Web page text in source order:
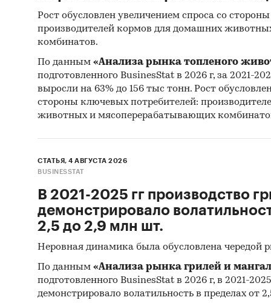
Россия
Рост обусловлен увеличением спроса со
производителей кормов для домашних
комбинатов.
По данным «Анализа рынка топленого
подготовленного BusinesStat в 2026 г, за 2021-
выросли на 63% до 156 тыс тонн. Рост
стороны ключевых потребителей:
животных и мясоперерабатывающих
СТАТЬЯ, 4 АВГУСТА 2026
BUSINESSTAT
В 2021-2025 гг производство
демонстрировало
2,5 до 2,9 млн шт.
Неровная динамика была обусловлена чередой
По данным «Анализа рынка грилей и
подготовленного BusinesStat в 2026 г, в 2021-
демонстрировало волатильность в пределах от